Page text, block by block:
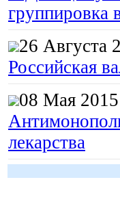
группировка
26 Августа
Российская
08 Мая 2015
лекарства